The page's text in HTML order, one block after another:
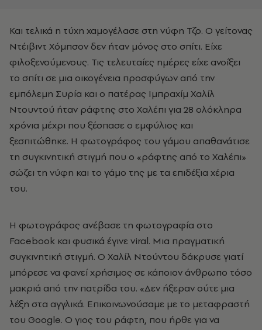
Και τελικά η τύχη χαμογέλασε στη νύφη Τζο. Ο γείτονας
Ντέιβιντ Χόμπσον δεν ήταν μόνος στο σπίτι. Είχε
φιλοξενούμενους. Τις τελευταίες ημέρες είχε ανοίξει
το σπίτι σε μια οικογένεια προσφύγων από την
εμπόλεμη Συρία και ο πατέρας Ιμπραχίμ Χαλίλ
Ντουντού ήταν ράφτης στο Χαλέπι για 28 ολόκληρα
χρόνια μέχρι που ξέσπασε ο εμφύλιος και
ξεσπιτώθηκε. Η φωτογράφος του γάμου απαθανάτισε
τη συγκινητική στιγμή που ο «ράφτης από το Χαλέπι»
σώζει τη νύφη και το γάμο της με τα επιδέξια χέρια
του.
Η φωτογράφος ανέβασε τη φωτογραφία στο
Facebook και φυσικά έγινε viral. Μια πραγματική
συγκινητική στιγμή. Ο Χαλίλ Ντούντου δάκρυσε γιατί
μπόρεσε να φανεί χρήσιμος σε κάποιον άνθρωπο τόσο
μακριά από την πατρίδα του. «Δεν ήξεραν ούτε μια
λέξη στα αγγλικά. Επικοινωνούσαμε με το μεταφραστή
του Google. Ο γιος του ράφτη, που ήρθε για να